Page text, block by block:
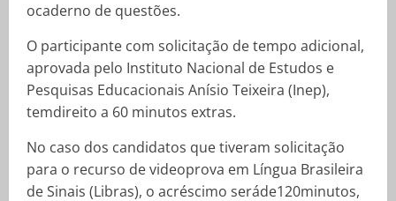
ocaderno de questões.
O participante com solicitação de tempo adicional,
aprovada pelo Instituto Nacional de Estudos e
Pesquisas Educacionais Anísio Teixeira (Inep),
temdireito a 60 minutos extras.
No caso dos candidatos que tiveram solicitação
para o recurso de videoprova em Língua Brasileira
de Sinais (Libras), o acréscimo seráde120minutos,